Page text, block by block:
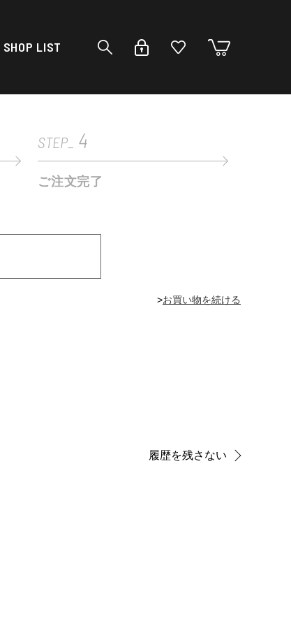
SHOP LIST
STEP_ 4
ご注文完了
>
履歴を残さない